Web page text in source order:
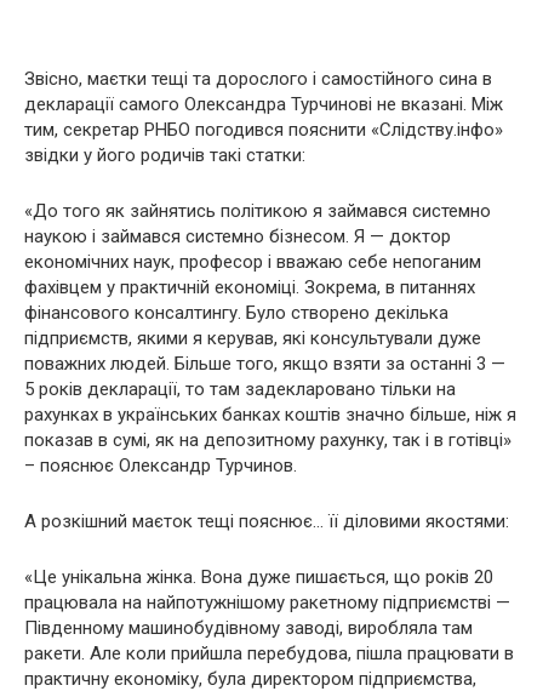
Звісно, маєтки тещі та дорослого і самостійного сина в
декларації самого Олександра Турчинові не вказані. Між
тим, секретар РНБО погодився пояснити «Слідству.інфо»
звідки у його родичів такі статки:
«До того як зайнятись політикою я займався системно
наукою і займався системно бізнесом. Я — доктор
економічних наук, професор і вважаю себе непоганим
фахівцем у практичній економіці. Зокрема, в питаннях
фінансового консалтингу. Було створено декілька
підприємств, якими я керував, які консультували дуже
поважних людей. Більше того, якщо взяти за останні 3 —
5 років декларації, то там задекларовано тільки на
рахунках в українських банках коштів значно більше, ніж я
показав в сумі, як на депозитному рахунку, так і в готівці»
– пояснює Олександр Турчинов.
А розкішний маєток тещі пояснює… її діловими якостями:
«Це унікальна жінка. Вона дуже пишається, що років 20
працювала на найпотужнішому ракетному підприємстві —
Південному машинобудівному заводі, виробляла там
ракети. Але коли прийшла перебудова, пішла працювати в
практичну економіку, була директором підприємства,